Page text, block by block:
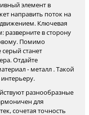
элемент в
направить поток на
Ключевая
в сторону
Помимо
станет
Отдайте
- металл . Такой
разнообразные
для
сочетая точность